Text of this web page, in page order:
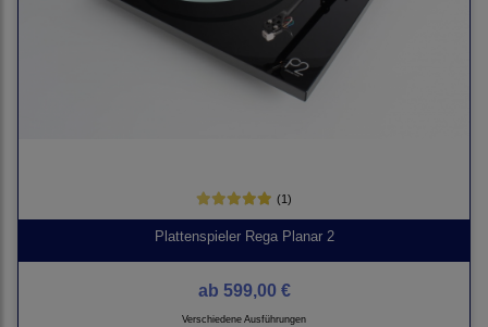
(1)
Plattenspieler Rega Planar 2
ab 599,00 €
Verschiedene Ausführungen